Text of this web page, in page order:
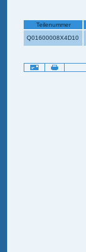
Teilenummer
Q01600008X4D10
Artikelaktionen